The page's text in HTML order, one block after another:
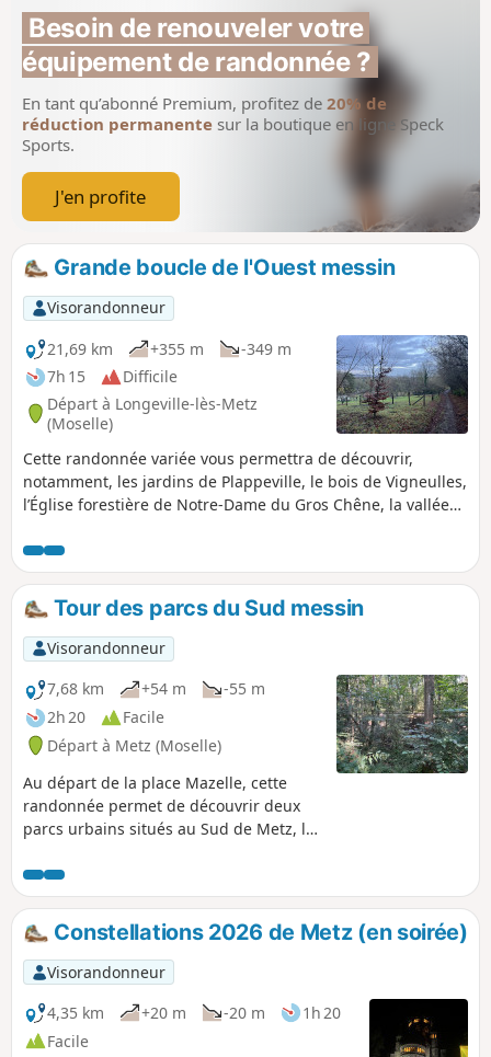
ignorant le Parc du Pas du Loup.
Besoin de renouveler votre
équipement de randonnée ?
En tant qu’abonné Premium, profitez de 20% de
réduction permanente sur la boutique en ligne Speck
Sports.
J'en profite
Grande boucle de l'Ouest messin
Visorandonneur
21,69 km
+355 m
-349 m
7h 15
Difficile
Départ à Longeville-lès-Metz
(Moselle)
Cette randonnée variée vous permettra de découvrir,
notamment, les jardins de Plappeville, le bois de Vigneulles,
l’Église forestière de Notre-Dame du Gros Chêne, la vallée
Schuman.
Tour des parcs du Sud messin
Visorandonneur
7,68 km
+54 m
-55 m
2h 20
Facile
Départ à Metz (Moselle)
Au départ de la place Mazelle, cette
randonnée permet de découvrir deux
parcs urbains situés au Sud de Metz, le
du Loup. Vous pourrez, également,
profiter des allées des Jardins Jean-
Marie Pelt - Parc de la Seille.
Constellations 2026 de Metz (en soirée)
Visorandonneur
4,35 km
+20 m -20 m
1h 20
Facile